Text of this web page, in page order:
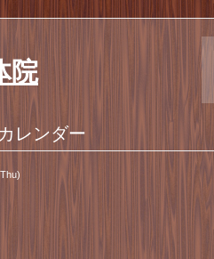
院
レンダー